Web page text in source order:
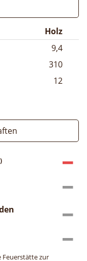
Holz
9,4
310
12
Feuerstätte zur